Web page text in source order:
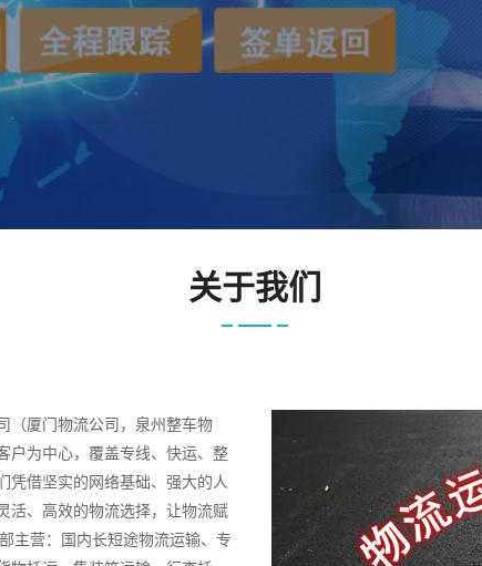
关于我们
（厦门物流公司，泉州整车物
户为中心，覆盖专线、快运、整
凭借坚实的网络基础、强大的人
活、高效的物流选择，让物流赋
主营：国内长短途物流运输、专